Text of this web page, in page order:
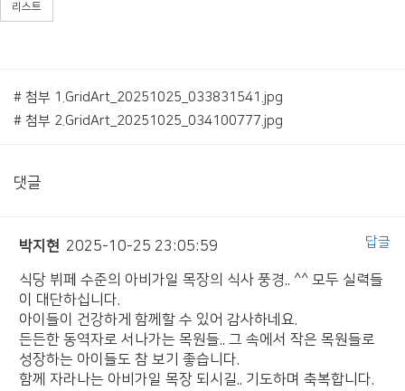
리스트
# 첨부 1.GridArt_20251025_033831541.jpg
# 첨부 2.GridArt_20251025_034100777.jpg
댓글
박지현 2025-10-25 23:05:59
식당 뷔페 수준의 아비가일 목장의 식사 풍경.. ^^ 모두 실력들
이 대단하십니다.
아이들이 건강하게 함께할 수 있어 감사하네요.
든든한 동역자로 서나가는 목원들.. 그 속에서 작은 목원들로
성장하는 아이들도 참 보기 좋습니다.
함께 자라나는 아비가일 목장 되시길.. 기도하며 축복합니다.
답글